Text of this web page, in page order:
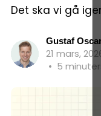
Det ska vi gå
Gustaf
21 mars,
• 5